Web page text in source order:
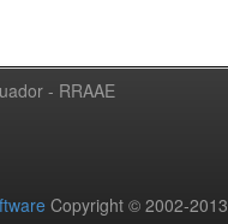
- RRAAE
Copyright © 2002-2013